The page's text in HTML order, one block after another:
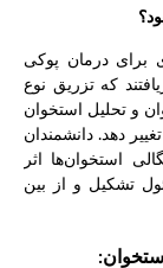
برای درمان پوکی
۲۰۱۶، محققان دریافتند که تزریق نوع
و تحلیل استخوان
دهد. دانشمندان
استخوان‌ها اثر
تشکیل و از بین